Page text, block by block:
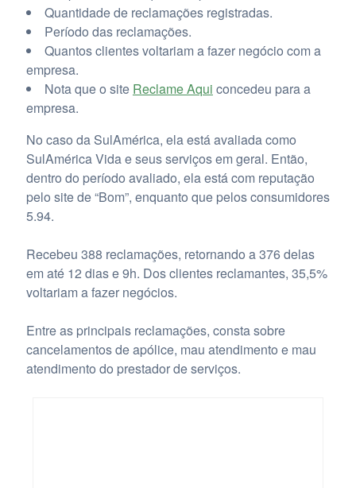
Quantidade de reclamações registradas.
Período das reclamações.
Quantos clientes voltariam a fazer negócio com a
empresa.
Nota que o site Reclame Aqui concedeu para a
empresa.
No caso da SulAmérica, ela está avaliada como
SulAmérica Vida e seus serviços em geral. Então,
dentro do período avaliado, ela está com reputação
pelo site de “Bom”, enquanto que pelos consumidores
5.94.
Recebeu 388 reclamações, retornando a 376 delas
em até 12 dias e 9h. Dos clientes reclamantes, 35,5%
voltariam a fazer negócios.
Entre as principais reclamações, consta sobre
cancelamentos de apólice, mau atendimento e mau
atendimento do prestador de serviços.